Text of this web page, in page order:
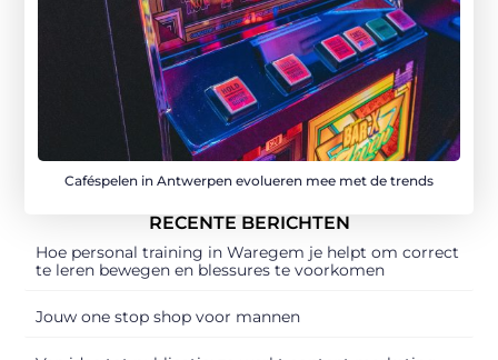
Caféspelen in Antwerpen evolueren mee met de trends
RECENTE BERICHTEN
Hoe personal training in Waregem je helpt om correct
te leren bewegen en blessures te voorkomen
Jouw one stop shop voor mannen